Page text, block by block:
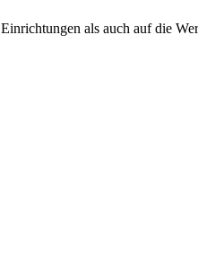
als auch auf die